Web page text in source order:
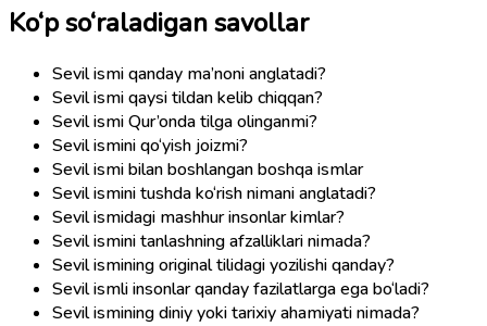
Ko‘p so‘raladigan savollar
Sevil ismi qanday ma’noni anglatadi?
Sevil ismi qaysi tildan kelib chiqqan?
Sevil ismi Qur’onda tilga olinganmi?
Sevil ismini qo‘yish joizmi?
Sevil ismi bilan boshlangan boshqa ismlar
Sevil ismini tushda ko‘rish nimani anglatadi?
Sevil ismidagi mashhur insonlar kimlar?
Sevil ismini tanlashning afzalliklari nimada?
Sevil ismining original tilidagi yozilishi qanday?
Sevil ismli insonlar qanday fazilatlarga ega bo‘ladi?
Sevil ismining diniy yoki tarixiy ahamiyati nimada?